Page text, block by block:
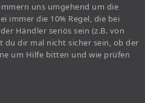
uns umgehend um die
immer die 10% Regel, die bei
Händler seriös sein (z.B. von
du dir mal nicht sicher sein, ob der
um Hilfe bitten und wie prüfen